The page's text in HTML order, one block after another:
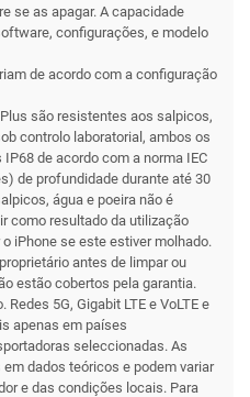
se as apagar. A capacidade
configurações, e modelo
de acordo com a configuração
são resistentes aos salpicos,
controlo laboratorial, ambos os
de acordo com a norma IEC
de profundidade durante até 30
água e poeira não é
como resultado da utilização
iPhone se este estiver molhado.
antes de limpar ou
estão cobertos pela garantia.
5G, Gigabit LTE e VoLTE e
apenas em países
seleccionadas. As
dados teóricos e podem variar
e das condições locais. Para